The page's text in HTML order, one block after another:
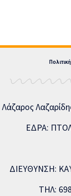
Λάζαρος
ΕΔΡΑ:
ΔΙΕΥΘΥΝΣΗ:
ΤΗΛ: